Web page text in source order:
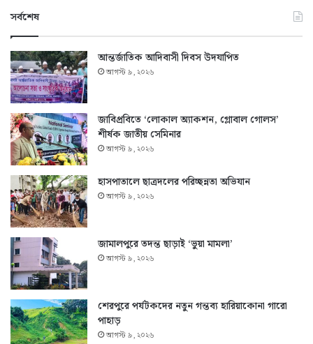
সর্বশেষ
আন্তর্জাতিক আদিবাসী দিবস উদযাপিত
আগস্ট ৯, ২০২৬
জাবিপ্রবিতে ‘লোকাল অ্যাকশন, গ্লোবাল গোলস’
শীর্ষক জাতীয় সেমিনার
আগস্ট ৯, ২০২৬
হাসপাতালে ছাত্রদলের পরিচ্ছন্নতা অভিযান
আগস্ট ৯, ২০২৬
জামালপুরে তদন্ত ছাড়াই ‘ভুয়া মামলা’
আগস্ট ৯, ২০২৬
শেরপুরে পর্যটকদের নতুন গন্তব্য হারিয়াকোনা গারো
পাহাড়
আগস্ট ৯, ২০২৬